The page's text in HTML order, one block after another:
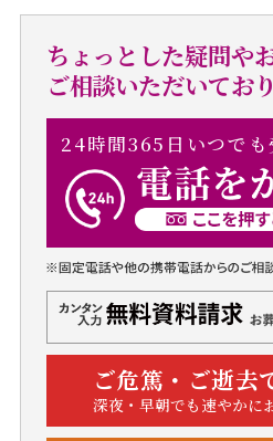
ちょっとした疑問や
ご相談いただいてお
24時間365日いつで
ご危篤・ご逝去
深夜・早朝でも速やかに